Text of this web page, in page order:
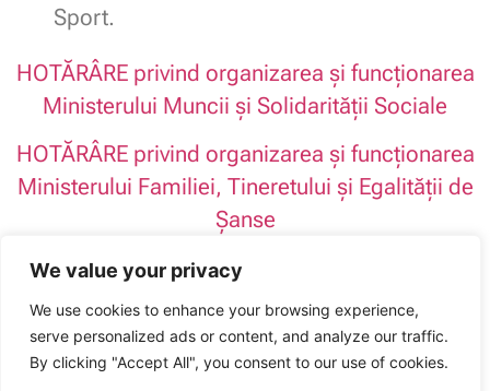
We value your privacy
We use cookies to enhance your browsing experience,
serve personalized ads or content, and analyze our traffic.
By clicking "Accept All", you consent to our use of cookies.
Sport.
HOTĂRÂRE privind organizarea şi funcţionarea
Ministerului Muncii şi Solidarității Sociale
HOTĂRÂRE privind organizarea şi funcționarea
Ministerului Familiei, Tineretului și Egalității de
Șanse
HOTĂRÂRE privind organizarea şi funcţionarea
Ministerului Sportului
Sindicatul Național Sport și Tineret: HG de înființare și funcționare
ministere. Încadrarea personalului în 30 de zile
ARTICOLUL ANTERIOR